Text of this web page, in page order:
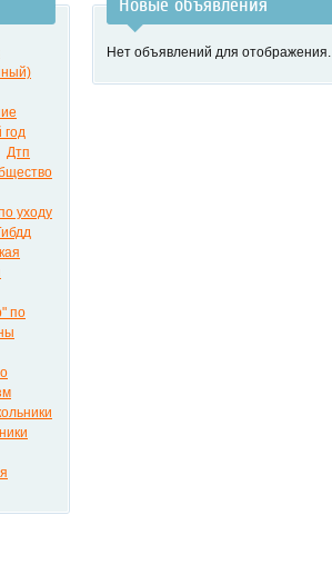
год
Дтп
уходу
по
Новые объявления
Нет объявлений для отображения.